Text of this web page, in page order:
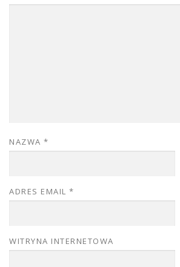
NAZWA *
ADRES EMAIL *
WITRYNA INTERNETOWA